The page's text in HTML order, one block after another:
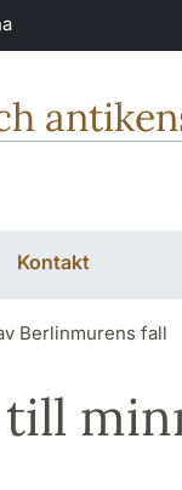
Kontakt
Berlinmurens fall